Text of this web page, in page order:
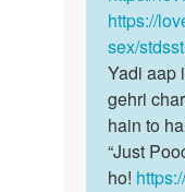
https://
sex/
Yadi aap
gehri
hain to
“Just
ho!